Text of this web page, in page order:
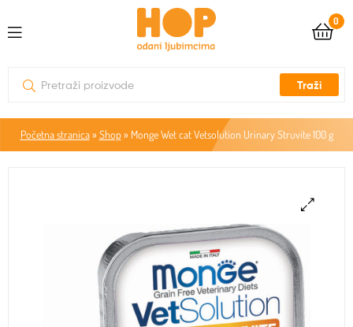
0
Traži
Početna stranica» Shop» Monge Wet cat Vetsolution Urinary Struvite 100 g